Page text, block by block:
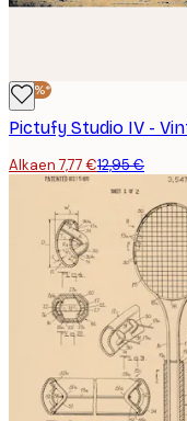
-40%*
Alkaen 7,77 €12,95 €